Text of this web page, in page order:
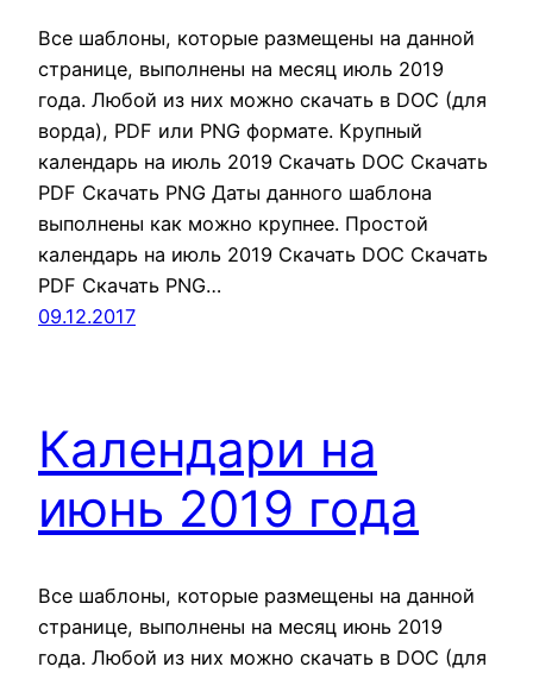
Все шаблоны, которые размещены на данной
странице, выполнены на месяц июль 2019
года. Любой из них можно скачать в DOC (для
ворда), PDF или PNG формате. Крупный
календарь на июль 2019 Скачать DOC Скачать
PDF Скачать PNG Даты данного шаблона
выполнены как можно крупнее. Простой
календарь на июль 2019 Скачать DOC Скачать
PDF Скачать PNG…
09.12.2017
Календари на
июнь 2019 года
Все шаблоны, которые размещены на данной
странице, выполнены на месяц июнь 2019
года. Любой из них можно скачать в DOC (для